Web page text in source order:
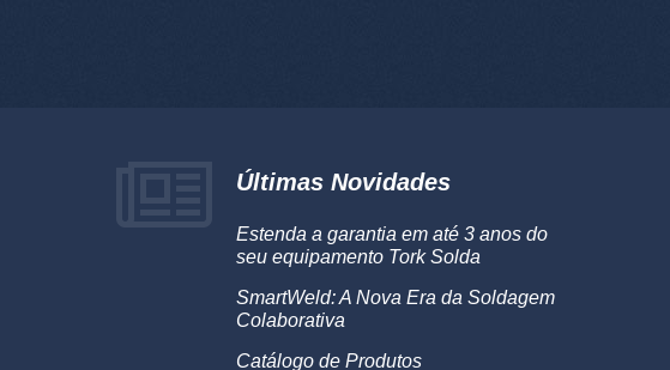
Últimas Novidades
Estenda a garantia em até 3 anos do
seu equipamento Tork Solda
SmartWeld: A Nova Era da Soldagem
Colaborativa
Catálogo de Produtos